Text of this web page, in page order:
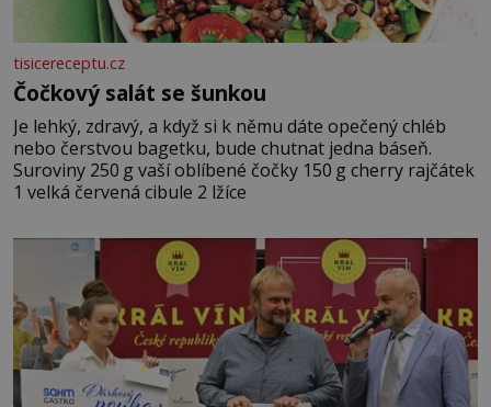
tisicereceptu.cz
Čočkový salát se šunkou
Je lehký, zdravý, a když si k němu dáte opečený chléb
nebo čerstvou bagetku, bude chutnat jedna báseň.
Suroviny 250 g vaší oblíbené čočky 150 g cherry rajčátek
1 velká červená cibule 2 lžíce